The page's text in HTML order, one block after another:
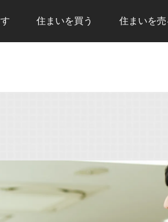
住まいを買う 住まいを売
ージ
買う
れ
住まいを売る
借りる
貸す
買う
ム